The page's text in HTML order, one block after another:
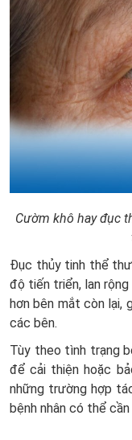
Cườm khô hay đục
Đục thủy tinh thể
độ tiến triển, lan
hơn bên mắt còn lại,
các bên.
Tùy theo tình trạng
để cải thiện hoặc
những trường hợp
bệnh nhân có thể